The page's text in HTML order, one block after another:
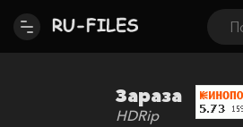
Зараза
HDRip